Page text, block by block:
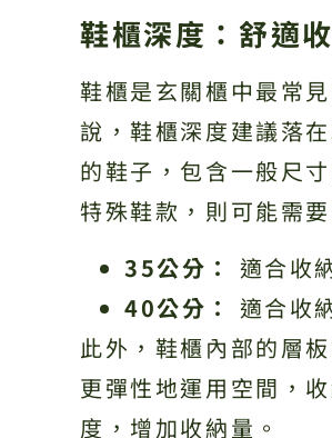
鞋櫃深度：舒適
鞋櫃是玄關櫃中最常
說，鞋櫃深度建議落在
的鞋子，包含一般尺
特殊鞋款，則可能需
35公分：
適合收
40公分：
適合收
此外，鞋櫃內部的層
更彈性地運用空間，
度，增加收納量。